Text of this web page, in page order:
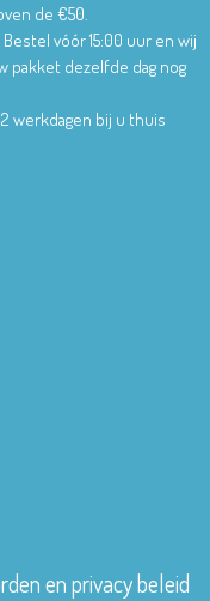
de €50.
Bestel vóór 15:00 uur en wij
pakket dezelfde dag nog
werkdagen bij u thuis
en privacy beleid